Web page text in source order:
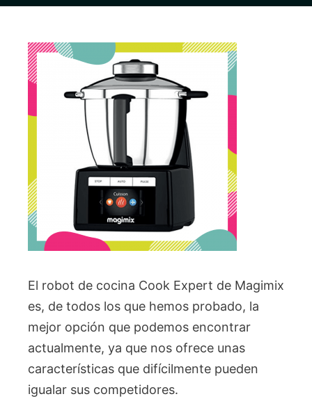
El robot de cocina Cook Expert de Magimix
es, de todos los que hemos probado, la
mejor opción que podemos encontrar
actualmente, ya que nos ofrece unas
características que difícilmente pueden
igualar sus competidores.